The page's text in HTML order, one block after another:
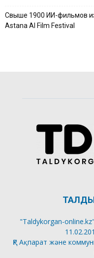
Свыше 1900 ИИ-фильмов
Astana AI Film Festival
"Taldykorgan-
ҚР Ақпарат және